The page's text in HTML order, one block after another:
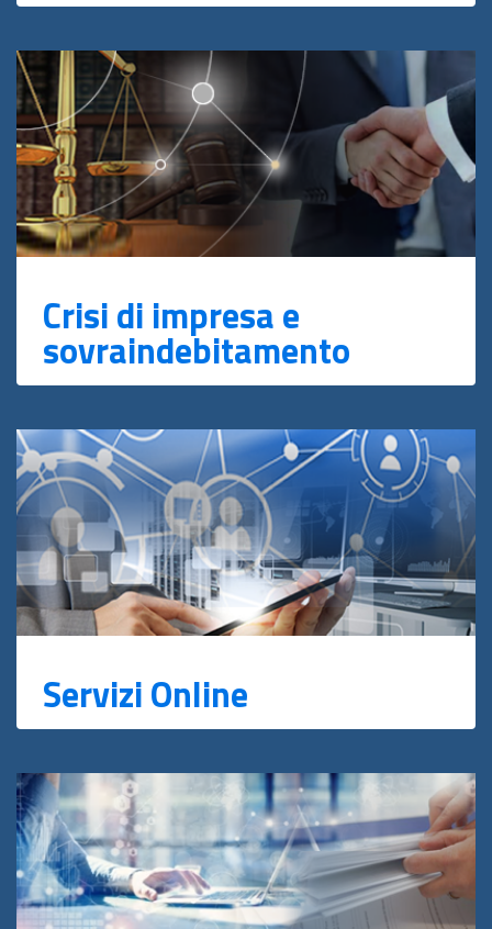
Crisi di impresa e
sovraindebitamento
Servizi Online